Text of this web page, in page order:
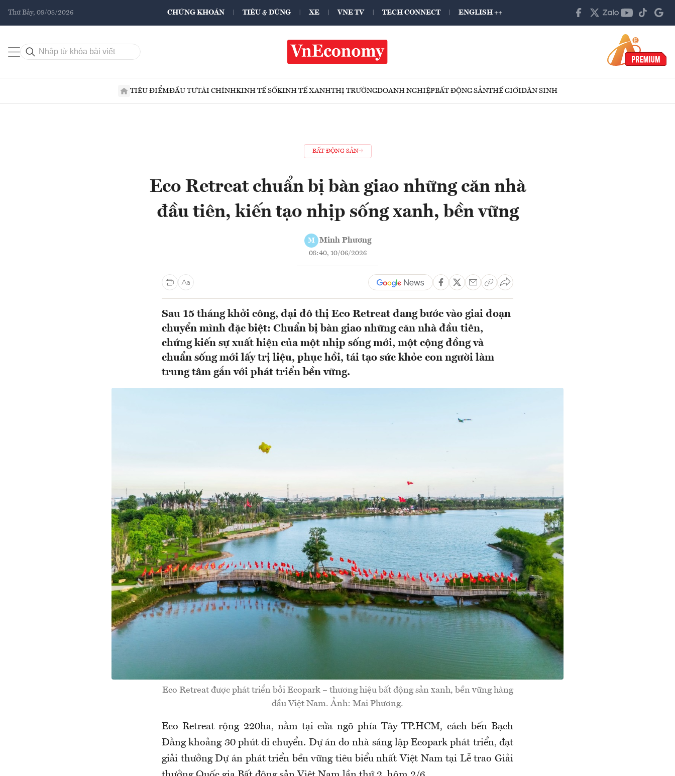
Thứ Bảy, 08/08/2026 CHỨNG KHOÁN TIÊU & DÙNG XE VNE TV TECH CONNECT ENGLISH ++
TIÊU ĐIỂMĐẦU TƯTÀI CHÍNHKINH TẾ SỐKINH TẾ XANHTHỊ TRƯỜNGDOANH NGHIỆPBẤT ĐỘNG SẢNTHẾ GIỚIDÂN SINH
BẤT ĐỘNG SẢN
Eco Retreat chuẩn bị bàn giao những căn nhà
đầu tiên, kiến tạo nhịp sống xanh, bền vững
M Minh Phương
08:40, 10/06/2026
Sau 15 tháng khởi công, đại đô thị Eco Retreat đang bước vào giai đoạn
chuyển mình đặc biệt: Chuẩn bị bàn giao những căn nhà đầu tiên,
chứng kiến sự xuất hiện của một nhịp sống mới, một cộng đồng và
chuẩn sống mới lấy trị liệu, phục hồi, tái tạo sức khỏe con người làm
trung tâm gắn với phát triển bền vững.
Eco Retreat được phát triển bởi Ecopark – thương hiệu bất động sản xanh, bền vững hàng
đầu Việt Nam. Ảnh: Mai Phương.
Eco Retreat rộng 220ha, nằm tại cửa ngõ phía Tây TP.HCM, cách bến Bạch
Đằng khoảng 30 phút di chuyển. Dự án do nhà sáng lập Ecopark phát triển, đạt
giải thưởng Dự án phát triển bền vững tiêu biểu nhất Việt Nam tại Lễ trao Giải